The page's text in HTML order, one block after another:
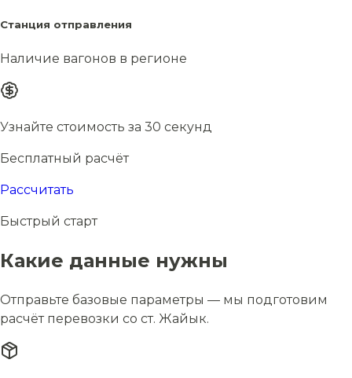
Станция отправления
Наличие вагонов в регионе
Узнайте стоимость за 30 секунд
Бесплатный расчёт
Рассчитать
Быстрый старт
Какие данные нужны
Отправьте базовые параметры — мы подготовим
расчёт перевозки со ст. Жайык.